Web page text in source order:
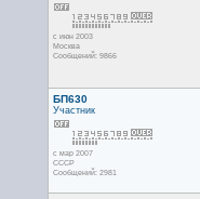
с июн 2003
Москва
Сообщений: 9866
БП630
Участник
с мар 2007
CCCP
Сообщений: 2981